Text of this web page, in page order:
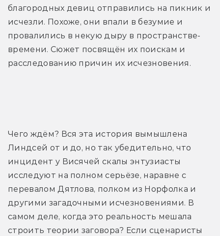
благородных девиц отправились на пикник и
исчезли. Похоже, они впали в безумие и
провалились в некую дыру в пространстве-
времени. Сюжет посвящён их поискам и
расследованию причин их исчезновения.
Чего ждём? Вся эта история вымышлена
Линдсей от и до, но так убедительно, что
инцидент у Висячей скалы энтузиасты
исследуют на полном серьёзе, наравне с
перевалом Дятлова, полком из Норфолка и
другими загадочными исчезновениями. В
самом деле, когда это реальность мешала
строить теории заговора? Если сценаристы